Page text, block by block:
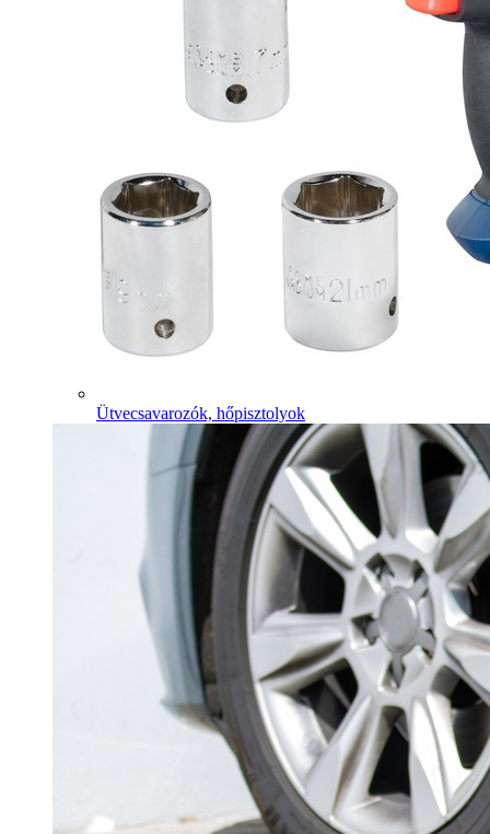
Ütvecsavarozók, hőpisztolyok